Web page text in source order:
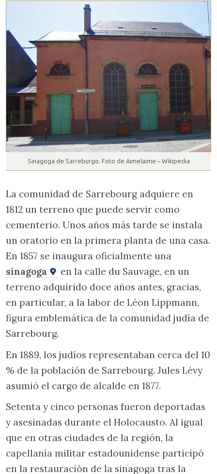
Sinagoga de Sarreburgo. Foto de Aimelaime – Wikipedia
La comunidad de Sarrebourg adquiere en
1812 un terreno que puede servir como
cementerio. Unos años más tarde se instala
un oratorio en la primera planta de una casa.
En 1857 se inaugura oficialmente una
sinagoga
en la calle du Sauvage, en un
terreno adquirido doce años antes, gracias,
en particular, a la labor de Léon Lippmann,
figura emblemática de la comunidad judía de
Sarrebourg.
En 1889, los judíos representaban cerca del 10
% de la población de Sarrebourg. Jules Lévy
asumió el cargo de alcalde en 1877.
Setenta y cinco personas fueron deportadas
y asesinadas durante el Holocausto. Al igual
que en otras ciudades de la región, la
capellanía militar estadounidense participó
en la restauración de la sinagoga tras la